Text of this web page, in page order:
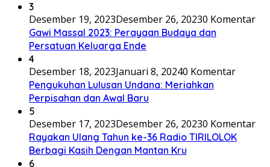
3
Desember 19, 2023Desember 26, 20230 Komentar
Gawi Massal 2023: Perayaan Budaya dan
Persatuan Keluarga Ende
4
Desember 18, 2023Januari 8, 20240 Komentar
Pengukuhan Lulusan Undana: Meriahkan
Perpisahan dan Awal Baru
5
Desember 17, 2023Desember 26, 20230 Komentar
Rayakan Ulang Tahun ke-36 Radio TIRILOLOK
Berbagi Kasih Dengan Mantan Kru
6